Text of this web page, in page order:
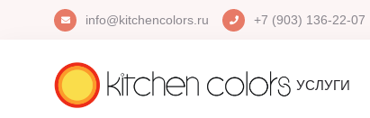
info@kitchencolors.ru +7 (903) 136-22-07
УСЛУГИ